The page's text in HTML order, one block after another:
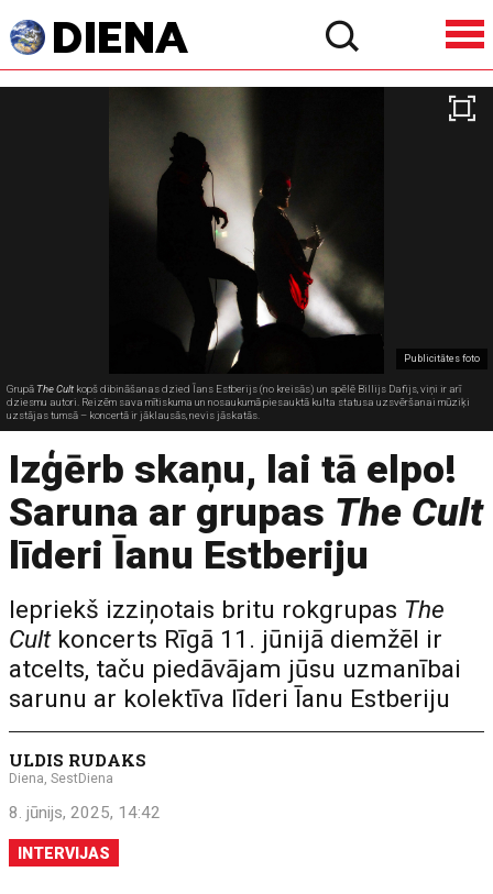
Publicitātes foto
Grupā The Cultkopš dibināšanas dzied Īans Estberijs (no kreisās) un spēlē Billijs Dafijs, viņi ir arī
dziesmu autori. Reizēm sava mītiskuma un nosaukumā piesauktā kulta statusa uzsvēršanai mūziķi
uzstājas tumsā – koncertā ir jāklausās, nevis jāskatās.
Izģērb skaņu, lai tā elpo!
Saruna ar grupas The Cult
līderi Īanu Estberiju
Iepriekš izziņotais britu rokgrupas The
Cultkoncerts Rīgā 11. jūnijā diemžēl ir
atcelts, taču piedāvājam jūsu uzmanībai
sarunu ar kolektīva līderi Īanu Estberiju
ULDIS RUDAKS
Diena, SestDiena
8. jūnijs, 2025, 14:42
INTERVIJAS